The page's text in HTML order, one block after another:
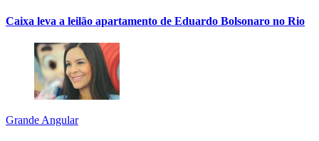
Caixa leva a leilão apartamento de Eduardo Bolsonaro no Rio
Grande Angular